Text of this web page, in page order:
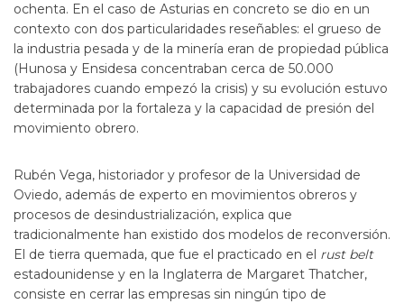
ochenta. En el caso de Asturias en concreto se dio en un
contexto con dos particularidades reseñables: el grueso de
la industria pesada y de la minería eran de propiedad pública
(Hunosa y Ensidesa concentraban cerca de 50.000
trabajadores cuando empezó la crisis) y su evolución estuvo
determinada por la fortaleza y la capacidad de presión del
movimiento obrero.
Rubén Vega, historiador y profesor de la Universidad de
Oviedo, además de experto en movimientos obreros y
procesos de desindustrialización, explica que
tradicionalmente han existido dos modelos de reconversión.
El de tierra quemada, que fue el practicado en el rust belt
estadounidense y en la Inglaterra de Margaret Thatcher,
consiste en cerrar las empresas sin ningún tipo de